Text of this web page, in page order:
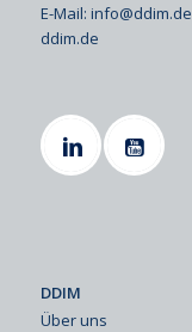
E-Mail: info@ddim.de
ddim.de
DDIM
Über uns